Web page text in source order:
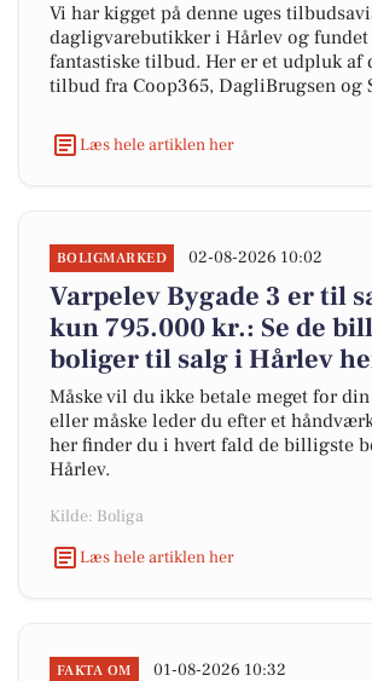
Vi har kigget på denne uges
dagligvarebutikker i Hårlev og
fantastiske tilbud. Her er et udpluk af
tilbud fra Coop365, DagliBrugsen og
Læs hele artiklen her
BOLIGMARKED 02-08-2026 10:02
Varpelev Bygade 3 er til
kun 795.000 kr.: Se de
boliger til salg i Hårlev
Måske vil du ikke betale meget for
eller måske leder du efter et
her finder du i hvert fald de billigste
Hårlev.
Kilde: Boliga
Læs hele artiklen her
FAKTA OM 01-08-2026 10:32